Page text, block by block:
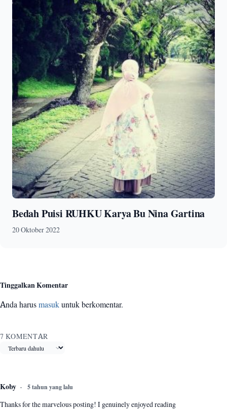
Bedah Puisi RUHKU Karya Bu Nina Gartina
20 Oktober 2022
Tinggalkan Komentar
Anda harus masuk untuk berkomentar.
7 KOMENTAR
Urutkan komentar
Koby 5 tahun yang lalu
Thanks for the marvelous posting! I genuinely enjoyed reading